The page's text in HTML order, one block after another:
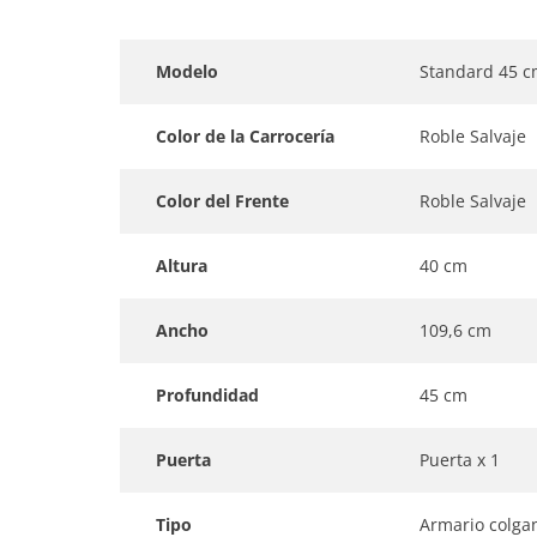
Modelo Standard 45
Color de la Carrocería Roble Salvaje
Color del Frente Roble Salvaje
Altura 40 cm
Ancho 109,6 cm
Profundidad 45 cm
Puerta Puerta x 1
Tipo Armario